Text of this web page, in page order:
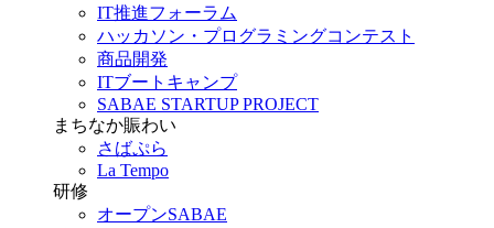
IT推進フォーラム
ハッカソン・プログラミングコンテスト
商品開発
ITブートキャンプ
SABAE STARTUP PROJECT
まちなか賑わい
さばぷら
La Tempo
研修
オープンSABAE